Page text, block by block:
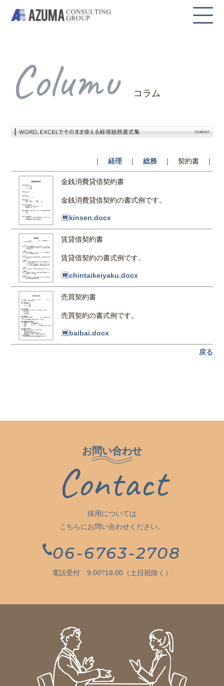
Columu コラム
｜ 経理｜ 総務｜ 契約書｜
金銭消費貸借契約書
金銭消費貸借契約の書式例です。
kinsen.docx
賃貸借契約書
賃貸借契約の書式例です。
chintaikeiyaku.docx
売買契約書
売買契約の書式例です。
baibai.docx
戻る
お問い合わせ
Contact
採用については
こちらにお問い合わせください。
06-6763-2708
電話受付 9:00?18:00（土日祝除く）